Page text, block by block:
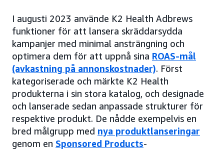
I augusti 2023 använde K2 Health Adbrews
funktioner för att lansera skräddarsydda
kampanjer med minimal ansträngning och
optimera dem för att uppnå sina ROAS-mål
(avkastning på annonskostnader). Först
kategoriserade och märkte K2 Health
produkterna i sin stora katalog, och designade
och lanserade sedan anpassade strukturer för
respektive produkt. De nådde exempelvis en
bred målgrupp med nya produktlanseringar
genom en Sponsored Products-